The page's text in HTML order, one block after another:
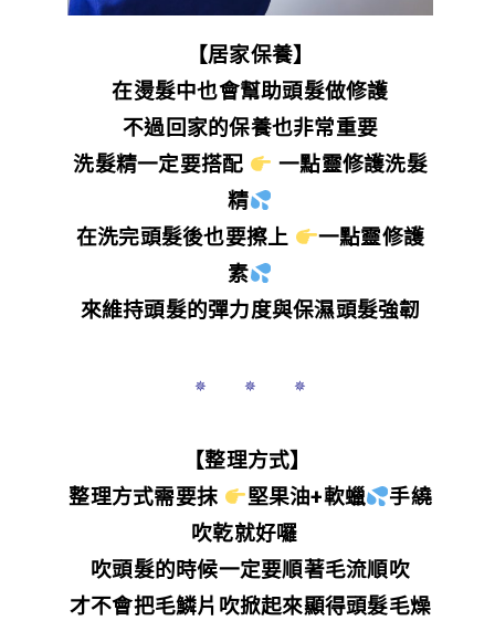
【居家保養】
在燙髮中也會幫助頭髮做修護
不過回家的保養也非常重要
洗髮精一定要搭配
一點靈修護洗髮
精
在洗完頭髮後也要擦上
一點靈修護
素
來維持頭髮的彈力度與保濕頭髮強韌
✵ ✵ ✵
【整理方式】
整理方式需要抹
堅果油+軟蠟
手繞
吹乾就好囉
吹頭髮的時候一定要順著毛流順吹
才不會把毛鱗片吹掀起來顯得頭髮毛燥